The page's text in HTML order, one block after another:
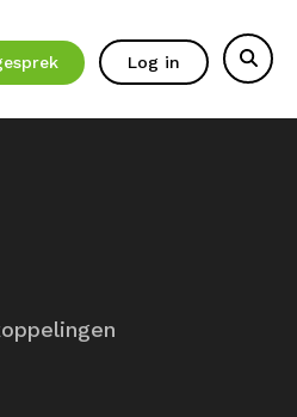
Log in